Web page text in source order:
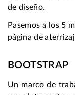
de diseño.
Pasemos a los 5
página de
BOOTSTRAP
Un marco de